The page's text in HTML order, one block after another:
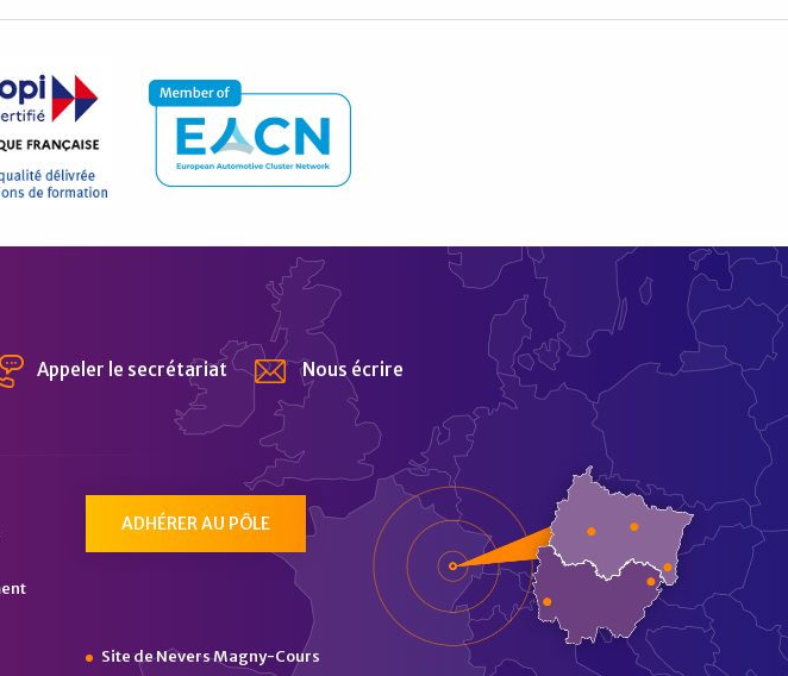
Linkedin
sur Youtube
Pôle Véhicule du Futur
Appeler le secrétariat Nous écrire
ADHÉRER AU PÔLE
Site de Nevers Magny-Cours